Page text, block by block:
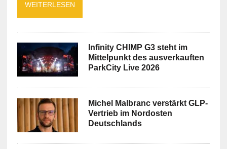
WEITERLESEN
Infinity CHIMP G3 steht im
Mittelpunkt des ausverkauften
ParkCity Live 2026
Michel Malbranc verstärkt GLP-
Vertrieb im Nordosten
Deutschlands